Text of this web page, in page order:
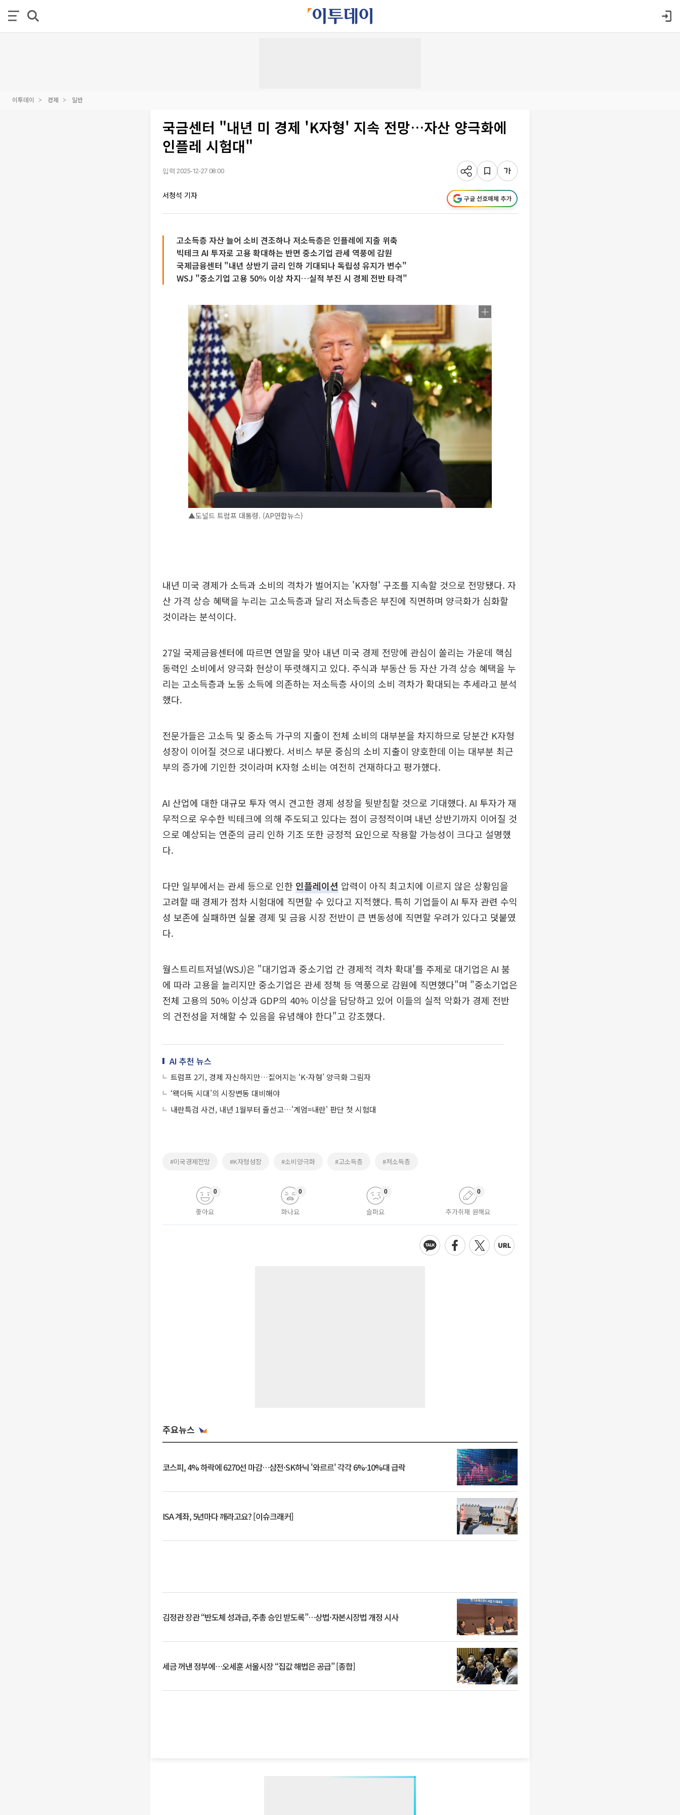
이투데이 경제 일반
국금센터 "내년 미 경제 'K자형' 지속 전망…자산 양극화에
인플레 시험대"
입력 2025-12-27 08:00
서청석 기자 구글 선호매체 추가
고소득층 자산 늘어 소비 견조하나 저소득층은 인플레에 지출 위축
빅테크 AI 투자로 고용 확대하는 반면 중소기업 관세 역풍에 감원
국제금융센터 "내년 상반기 금리 인하 기대되나 독립성 유지가 변수"
WSJ "중소기업 고용 50% 이상 차지…실적 부진 시 경제 전반 타격"
▲도널드 트럼프 대통령. (AP연합뉴스)
내년 미국 경제가 소득과 소비의 격차가 벌어지는 'K자형' 구조를 지속할 것으로 전망됐다. 자
산 가격 상승 혜택을 누리는 고소득층과 달리 저소득층은 부진에 직면하며 양극화가 심화할
것이라는 분석이다.
27일 국제금융센터에 따르면 연말을 맞아 내년 미국 경제 전망에 관심이 쏠리는 가운데 핵심
동력인 소비에서 양극화 현상이 뚜렷해지고 있다. 주식과 부동산 등 자산 가격 상승 혜택을 누
리는 고소득층과 노동 소득에 의존하는 저소득층 사이의 소비 격차가 확대되는 추세라고 분석
했다.
전문가들은 고소득 및 중소득 가구의 지출이 전체 소비의 대부분을 차지하므로 당분간 K자형
성장이 이어질 것으로 내다봤다. 서비스 부문 중심의 소비 지출이 양호한데 이는 대부분 최근
부의 증가에 기인한 것이라며 K자형 소비는 여전히 건재하다고 평가했다.
AI 산업에 대한 대규모 투자 역시 견고한 경제 성장을 뒷받침할 것으로 기대했다. AI 투자가 재
무적으로 우수한 빅테크에 의해 주도되고 있다는 점이 긍정적이며 내년 상반기까지 이어질 것
으로 예상되는 연준의 금리 인하 기조 또한 긍정적 요인으로 작용할 가능성이 크다고 설명했
다.
다만 일부에서는 관세 등으로 인한 인플레이션 압력이 아직 최고치에 이르지 않은 상황임을
고려할 때 경제가 점차 시험대에 직면할 수 있다고 지적했다. 특히 기업들이 AI 투자 관련 수익
성 보존에 실패하면 실물 경제 및 금융 시장 전반이 큰 변동성에 직면할 우려가 있다고 덧붙였
다.
월스트리트저널(WSJ)은 "대기업과 중소기업 간 경제적 격차 확대'를 주제로 대기업은 AI 붐
에 따라 고용을 늘리지만 중소기업은 관세 정책 등 역풍으로 감원에 직면했다"며 "중소기업은
전체 고용의 50% 이상과 GDP의 40% 이상을 담당하고 있어 이들의 실적 악화가 경제 전반
의 건전성을 저해할 수 있음을 유념해야 한다"고 강조했다.
AI 추천 뉴스
트럼프 2기, 경제 자신하지만…짙어지는 ‘K-자형’ 양극화 그림자
‘왝더독 시대’의 시장변동 대비해야
내란특검 사건, 내년 1월부터 줄선고…'계엄=내란' 판단 첫 시험대
#미국경제전망 #K자형성장 #소비양극화 #고소득층 #저소득층
좋아요
0
화나요
0
슬퍼요
0
추가취재 원해요
0
주요뉴스
코스피, 4% 하락에 6270선 마감…삼전·SK하닉 '와르르' 각각 6%·10%대 급락
ISA 계좌, 5년마다 깨라고요? [이슈크래커]
김정관 장관 “반도체 성과급, 주총 승인 받도록”…상법·자본시장법 개정 시사
세금 꺼낸 정부에…오세훈 서울시장 “집값 해법은 공급” [종합]